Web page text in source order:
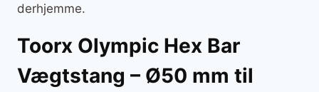
derhjemme.
Toorx Olympic Hex Bar
Vægtstang – Ø50 mm til